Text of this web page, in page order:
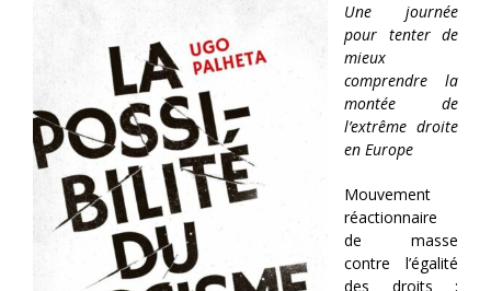
Une journée
pour tenter de
mieux
comprendre la
montée de
l’extrême droite
en Europe
Mouvement
réactionnaire
de masse
contre l’égalité
des droits ;